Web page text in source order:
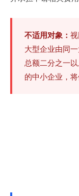
不适用对象：
大型企业由同
总额二分之一
的中小企业，将